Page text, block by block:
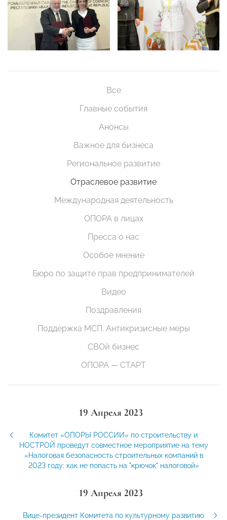
Все
Главные события
Анонсы
Важное для бизнеса
Региональное развитие
Отраслевое развитие
Международная деятельность
ОПОРА в лицах
Пресса о нас
Особое мнение
Бюро по защите прав предпринимателей
Видео
Поздравления
Поддержка МСП. Антикризисные меры
СВОй бизнес
ОПОРА — СТАРТ
19 Апреля 2023
Комитет «ОПОРЫ РОССИИ» по строительству и
НОСТРОЙ проведут совместное мероприятие на тему
«Налоговая безопасность строительных компаний в
2023 году: как не попасть на "крючок" налоговой»
19 Апреля 2023
Вице-президент Комитета по культурному развитию